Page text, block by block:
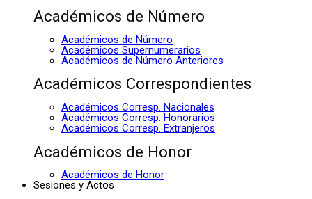
Académicos de Número
Académicos de Número
Académicos Supernumerarios
Académicos de Número Anteriores
Académicos Correspondientes
Académicos Corresp. Nacionales
Académicos Corresp. Honorarios
Académicos Corresp. Extranjeros
Académicos de Honor
Académicos de Honor
Sesiones y Actos